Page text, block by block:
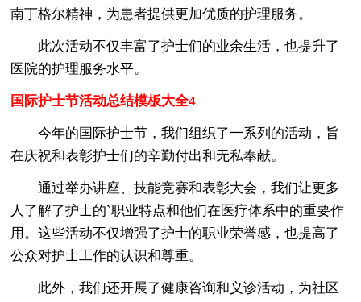
南丁格尔精神，为患者提供更加优质的护理服务。
此次活动不仅丰富了护士们的业余生活，也提升了
医院的护理服务水平。
国际护士节活动总结模板大全4
今年的国际护士节，我们组织了一系列的活动，旨
在庆祝和表彰护士们的辛勤付出和无私奉献。
通过举办讲座、技能竞赛和表彰大会，我们让更多
人了解了护士的`职业特点和他们在医疗体系中的重要作
用。这些活动不仅增强了护士的职业荣誉感，也提高了
公众对护士工作的认识和尊重。
此外，我们还开展了健康咨询和义诊活动，为社区